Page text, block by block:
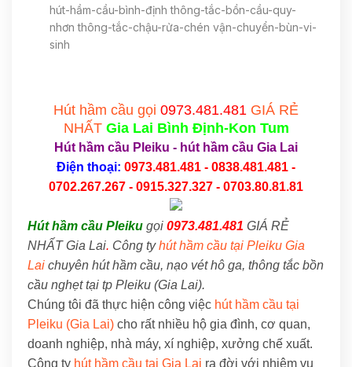
hút-hầm-cầu-bình-định thông-tắc-bồn-cầu-quy-
nhơn thông-tắc-chậu-rửa-chén vận-chuyển-bùn-vi-
sinh
Hút hầm cầu gọi 0973.481.481 GIÁ RẺ
NHẤTGia Lai Bình Định-Kon Tum
Hút hầm cầu Pleiku - hút hầm cầu Gia Lai
Điện thoại: 0973.481.481 - 0838.481.481 -
0702.267.267 - 0915.327.327 - 0703.80.81.81
Hút hầm cầu Pleiku gọi 0973.481.481 GIÁ RẺ
NHẤT Gia Lai. Công tyhút hầm cầu tại Pleiku Gia
Lai chuyên hút hầm cầu, nạo vét hô ga, thông tắc bồn
cầu nghẹt tại tp Pleiku (Gia Lai).
Chúng tôi đã thực hiện công việc hút hầm cầu tại
Pleiku (Gia Lai) cho rất nhiều hộ gia đình, cơ quan,
doanh nghiệp, nhà máy, xí nghiệp, xưởng chế xuất.
Công ty hút hầm cầu tại Gia Lai ra đời với nhiệm vụ